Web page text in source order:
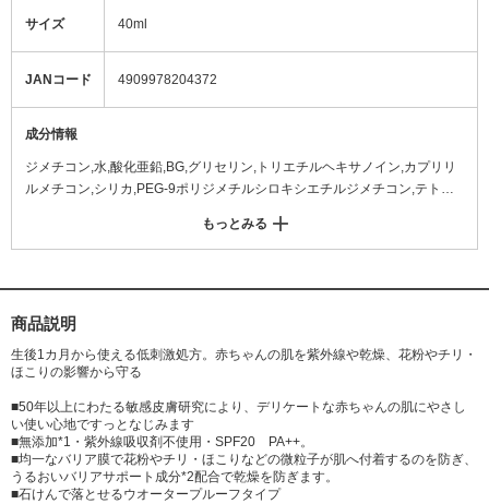
サイズ 40ml
JANコード 4909978204372
成分情報
ジメチコン,水,酸化亜鉛,BG,グリセリン,トリエチルヘキサノイン,カプリリ
ルメチコン,シリカ,PEG-9ポリジメチルシロキシエチルジメチコン,テトラ
ステリル/オクチルドデシル),酸化チタン,キシリトール,ビスブチルジメチコ
ンポリグリセリル-3,トリメチルシロキシケイ酸,ジステアルジモニウムヘク
ノール
もっとみる
商品説明
生後1カ月から使える低刺激処方。赤ちゃんの肌を紫外線や乾燥、花粉やチリ・
ほこりの影響から守る
■50年以上にわたる敏感皮膚研究により、デリケートな赤ちゃんの肌にやさし
い使い心地ですっとなじみます
■無添加*1・紫外線吸収剤不使用・SPF20 PA++。
■均一なバリア膜で花粉やチリ・ほこりなどの微粒子が肌へ付着するのを防ぎ、
うるおいバリアサポート成分*2配合で乾燥を防ぎます。
■石けんで落とせるウオータープルーフタイプ